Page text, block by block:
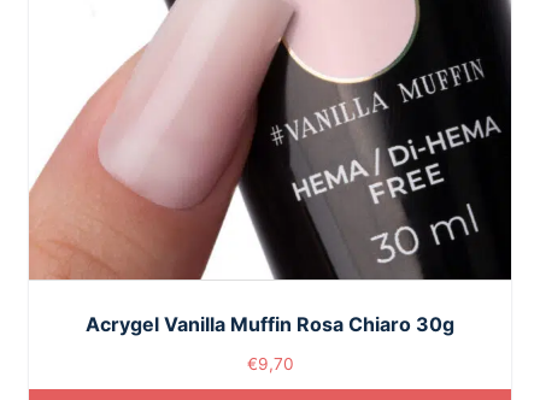
Acrygel Vanilla Muffin Rosa Chiaro 30g
€9,70